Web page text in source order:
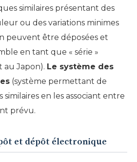
similaires présentant des
ou des variations minimes
peuvent être déposées et
en tant que « série »
au Japon). Le système des
(système permettant de
en les associant entre
prévu.
et dépôt électronique